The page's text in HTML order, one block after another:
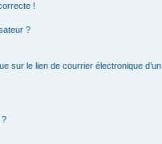
!
?
sur le lien de courrier électronique d’un
?